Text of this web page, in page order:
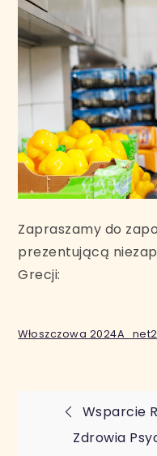
Zapraszamy do
prezentującą
Grecji:
Włoszczowa 2024A_net2
Wsparcie
Zdrowia